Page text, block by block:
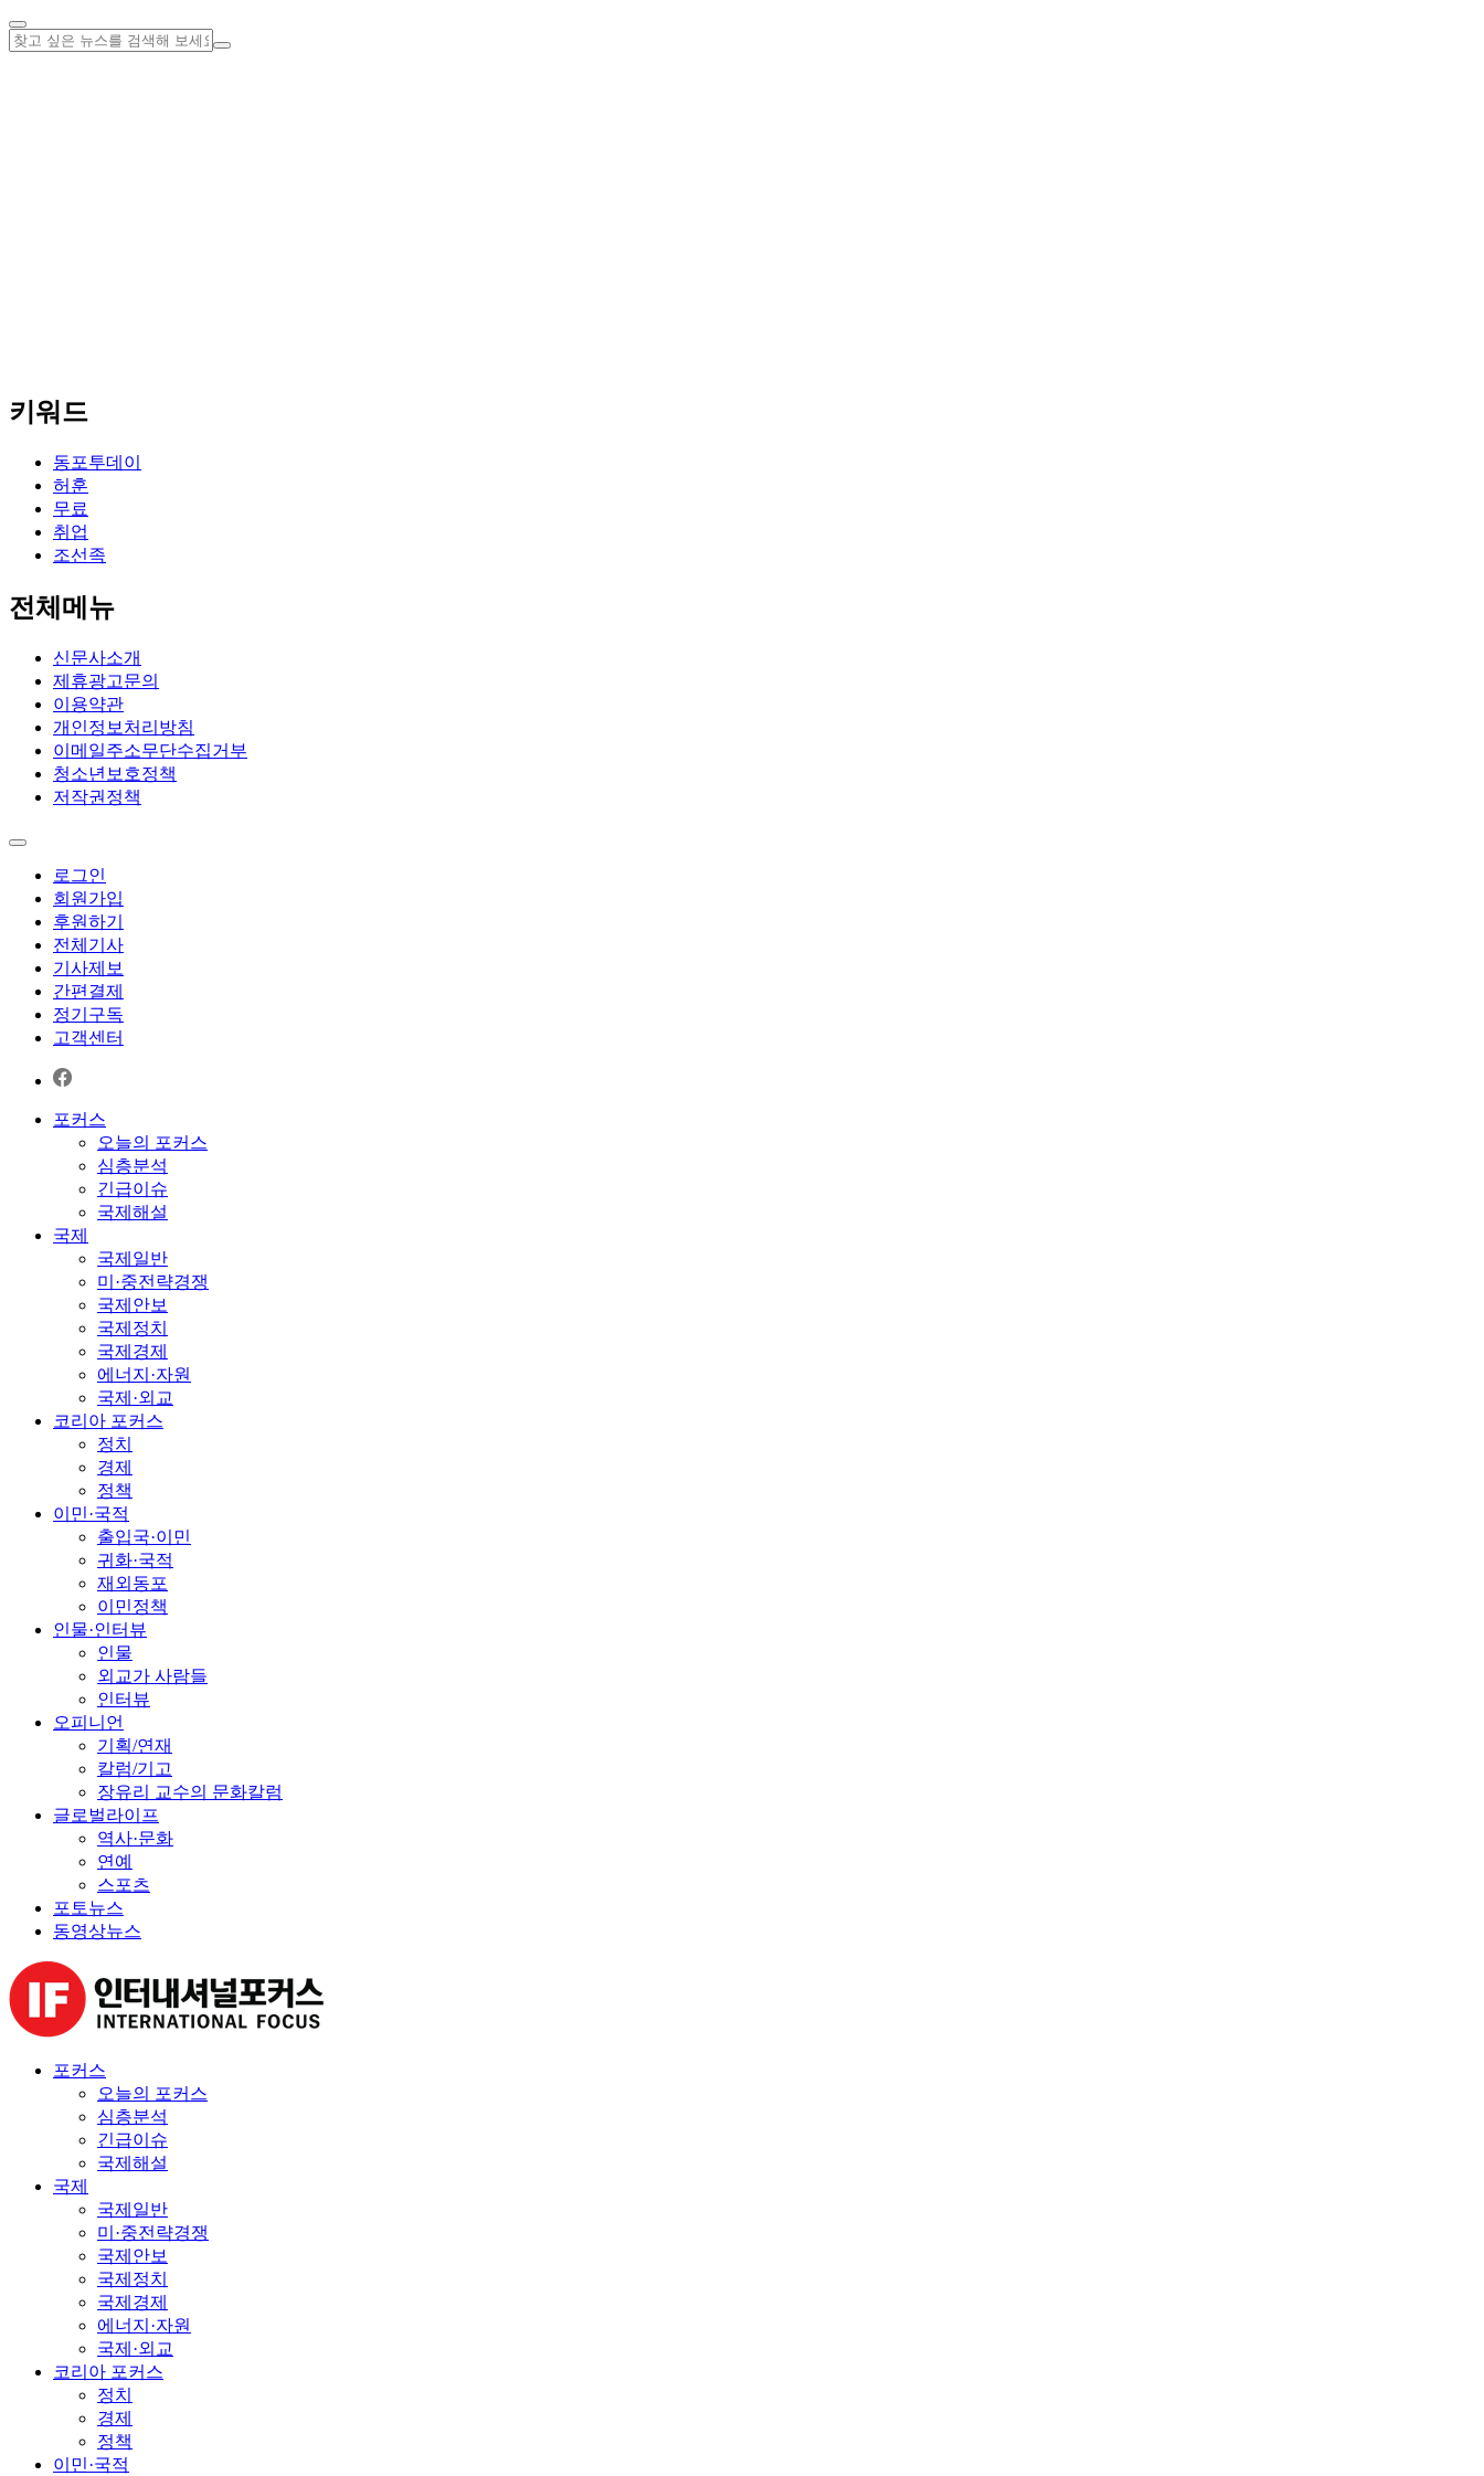
키워드
동포투데이
허훈
무료
취업
조선족
전체메뉴
신문사소개
제휴광고문의
이용약관
개인정보처리방침
이메일주소무단수집거부
청소년보호정책
저작권정책
로그인
회원가입
후원하기
전체기사
기사제보
간편결제
정기구독
고객센터
포커스
오늘의 포커스
심층분석
긴급이슈
국제해설
국제
국제일반
미·중전략경쟁
국제안보
국제정치
국제경제
에너지·자원
국제·외교
코리아 포커스
정치
경제
정책
이민·국적
출입국·이민
귀화·국적
재외동포
이민정책
인물·인터뷰
인물
외교가 사람들
인터뷰
오피니언
기획/연재
칼럼/기고
장유리 교수의 문화칼럼
글로벌라이프
역사·문화
연예
스포츠
포토뉴스
동영상뉴스
포커스
오늘의 포커스
심층분석
긴급이슈
국제해설
국제
국제일반
미·중전략경쟁
국제안보
국제정치
국제경제
에너지·자원
국제·외교
코리아 포커스
정치
경제
정책
이민·국적